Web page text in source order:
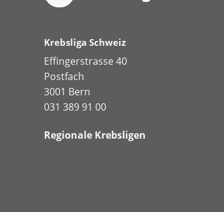
Krebsliga Schweiz
Effingerstrasse 40
Postfach
3001 Bern
031 389 91 00
Regionale Krebsligen